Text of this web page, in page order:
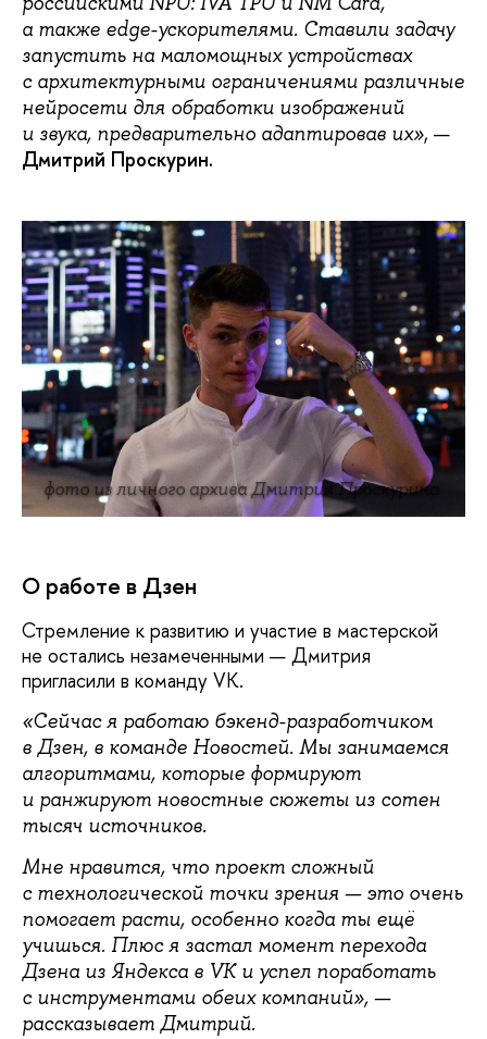
а также edge-ускорителями. Ставили задачу
запустить на маломощных устройствах
с архитектурными ограничениями различные
нейросети для обработки изображений
и звука, предварительно адаптировав их», —
Дмитрий Проскурин.
фото из личного архива Дмитрия Проскурина
О работе в Дзен
Стремление к развитию и участие в мастерской
не остались незамеченными — Дмитрия
пригласили в команду VK.
«Сейчас я работаю бэкенд-разработчиком
в Дзен, в команде Новостей. Мы занимаемся
алгоритмами, которые формируют
и ранжируют новостные сюжеты из сотен
тысяч источников.
Мне нравится, что проект сложный
с технологической точки зрения — это очень
помогает расти, особенно когда ты ещё
учишься. Плюс я застал момент перехода
Дзена из Яндекса в VK и успел поработать
с инструментами обеих компаний», —
рассказывает Дмитрий.